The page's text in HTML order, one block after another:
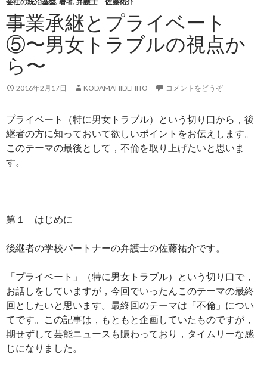
事業承継とプライベート
⑤〜男女トラブルの視点か
ら〜
2016年2月17日 KODAMAHIDEHITO コメントをどうぞ
プライベート（特に男女トラブル）という切り口から，後
継者の方に知っておいて欲しいポイントをお伝えします。
このテーマの最後として，不倫を取り上げたいと思いま
す。
第１ はじめに
後継者の学校パートナーの弁護士の佐藤祐介です。
「プライベート」（特に男女トラブル）という切り口で，
お話しをしていますが，今回でいったんこのテーマの最終
回としたいと思います。最終回のテーマは「不倫」につい
てです。この記事は，もともと企画していたものですが，
期せずして芸能ニュースも賑わっており，タイムリーな感
じになりました。